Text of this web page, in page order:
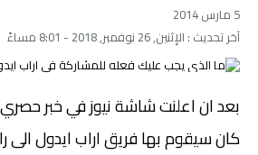
5 مارس 2014
آخر تحديث : الإثنين, 26 نوفمبر, 2018 - 8:01 مساءً
بعد ان اعلنت شاشة نيوز في خبر حصري
كان سيقوم بها فريق اراب ايدول الى